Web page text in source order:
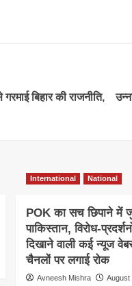
बिहार की राजनीति,
International National
POK का सच छिपाने में
पाकिस्तान, विरोध-
दिखाने वाली कई न्यूज
चैनलों पर लगाई रोक
Avneesh Mishra August